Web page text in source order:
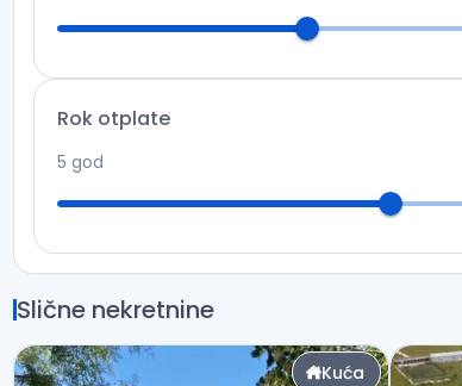
Rok otplate
5god
Slične nekretnine
Kuća